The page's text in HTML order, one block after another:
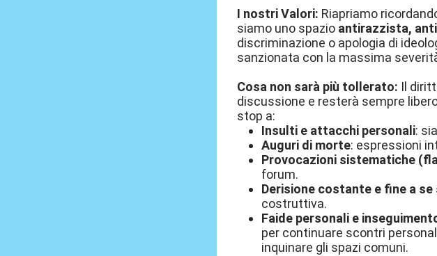
I nostri Valori: Riapriamo
siamo uno spazio antirazzista,
discriminazione o apologia di
sanzionata con la massima
Cosa non sarà più tollerato: Il
discussione e resterà sempre
stop a:
Insulti e attacchi personali:
Auguri di morte: espressioni
Provocazioni sistematiche
forum.
Derisione costante e fine a
costruttiva.
Faide personali e
per continuare scontri
inquinare gli spazi comuni.